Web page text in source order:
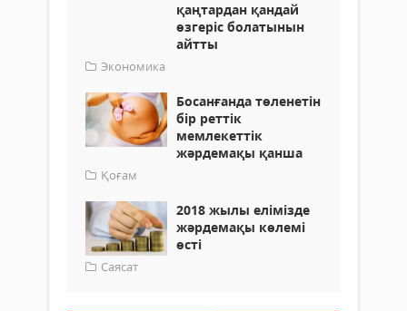
қаңтардан қандай
өзгеріс болатынын
айтты
Экономика
Босанғанда төленетін
бір реттік
мемлекеттік
жәрдемақы қанша
Қоғам
2018 жылы елімізде
жәрдемақы көлемі
өсті
Саясат